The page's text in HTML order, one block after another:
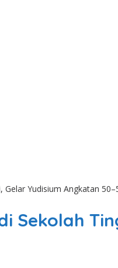
Gelar Yudisium Angkatan
Sekolah